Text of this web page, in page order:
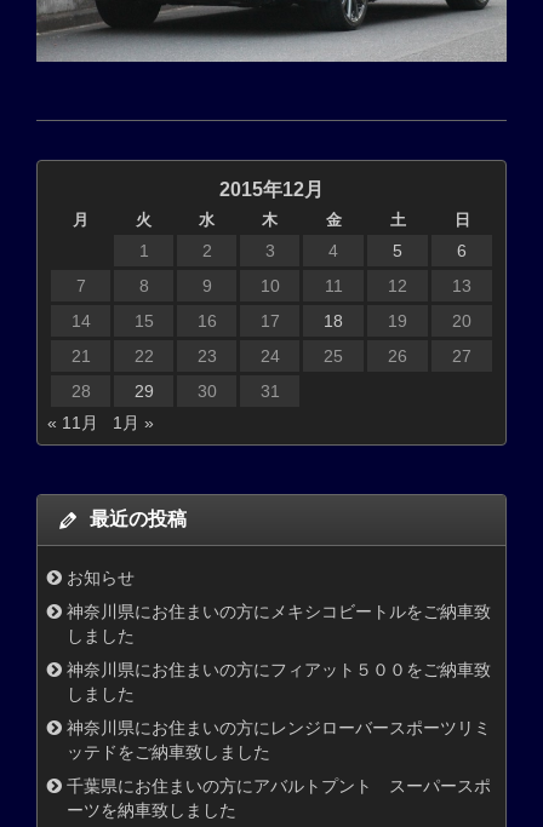
2015年12月
月 火 水 木 金 土 日
1 2 3 4 5
6
7
8 9 10 11 12
13
14
15 16 17 18 19
20
21
22 23 24 25 26
27
28
29 30
31
« 11月
1月 »
最近の投稿
お知らせ
神奈川県にお住まいの方にメキシコビートルをご納車致
しました
神奈川県にお住まいの方にフィアット５００をご納車致
しました
神奈川県にお住まいの方にレンジローバースポーツリミ
ッテドをご納車致しました
千葉県にお住まいの方にアバルトプント スーパースポ
ーツを納車致しました